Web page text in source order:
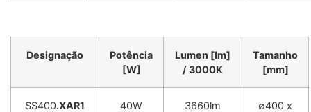
Designação
Potência
[W]
Lumen [lm]
/ 3000K
Tamanho
[mm]
SS400.XAR1 40W
3660lm
∅400 x